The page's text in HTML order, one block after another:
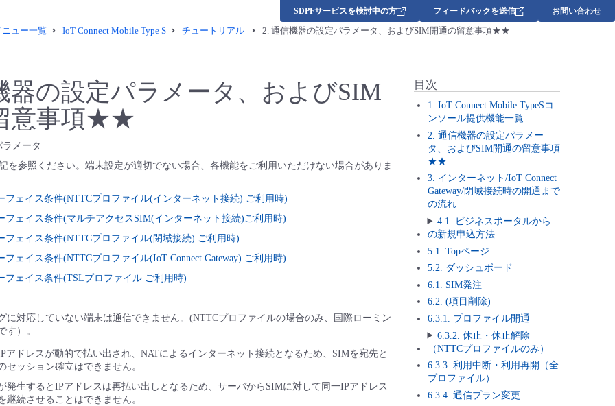
SDPFサービスを検討中の方 フィードバックを送信 お問い合わせ
ニュー一覧 IoT Connect Mobile Type S チュートリアル 2. 通信機器の設定パラメータ、およびSIM開通の留意事項★★
器の設定パラメータ、およびSIM
意事項★★
メータ
を参照ください。端末設定が適切でない場合、各機能をご利用いただけない場合がありま
フェイス条件(NTTCプロファイル(インターネット接続) ご利用時)
フェイス条件(マルチアクセスSIM(インターネット接続)ご利用時)
フェイス条件(NTTCプロファイル(閉域接続) ご利用時)
フェイス条件(NTTCプロファイル(IoT Connect Gateway) ご利用時)
フェイス条件(TSLプロファイル ご利用時)
に対応していない端末は通信できません。(NTTCプロファイルの場合のみ、国際ローミン
す）。
アドレスが動的で払い出され、NATによるインターネット接続となるため、SIMを宛先と
セッション確立はできません。
発生するとIPアドレスは再払い出しとなるため、サーバからSIMに対して同一IPアドレス
継続させることはできません。
目次
1. IoT Connect Mobile TypeSコ
ンソール提供機能一覧
2. 通信機器の設定パラメー
タ、およびSIM開通の留意事項
★★
3. インターネット/IoT Connect
Gateway/閉域接続時の開通まで
の流れ
4.1. ビジネスポータルから
の新規申込方法
5.1. Topページ
5.2. ダッシュボード
6.1. SIM発注
6.2. (項目削除)
6.3.1. プロファイル開通
6.3.2. 休止・休止解除
（NTTCプロファイルのみ）
6.3.3. 利用中断・利用再開（全
プロファイル）
6.3.4. 通信プラン変更